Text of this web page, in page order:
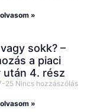
»
sokk? –
a piaci
után 4. rész
25 Nincs hozzászólás
»